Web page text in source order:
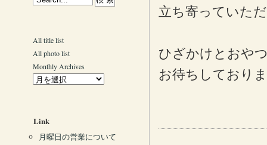
立ち寄っていた
ひざかけとおや
お待ちしており
All title list
All photo list
Monthly Archives
Link
月曜日の営業について